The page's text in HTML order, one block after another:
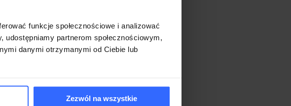
funkcje społecznościowe i analizować
partnerom społecznościowym,
danymi otrzymanymi od Ciebie lub
Zezwól na wszystkie
jest platformą szkoleniową z
ochrony zasobów.
statusie – Gold. Otrzymanie
uwieńczeniem wieloletniej